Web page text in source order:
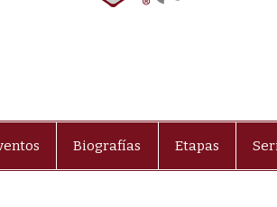
Biografías Etapas